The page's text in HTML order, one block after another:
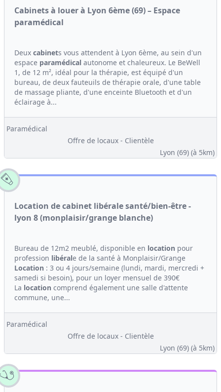
Cabinets à louer à Lyon 6ème (69) – Espace
paramédical
Deux cabinets vous attendent à Lyon 6ème, au sein d'un
espace paramédical autonome et chaleureux. Le BeWell
1, de 12 m², idéal pour la thérapie, est équipé d'un
bureau, de deux fauteuils de thérapie orale, d'une table
de massage pliante, d'une enceinte Bluetooth et d'un
éclairage à...
Paramédical
Offre de locaux - Clientèle
Lyon (69) (à 5km)
Location de cabinet libérale santé/bien-être -
lyon 8 (monplaisir/grange blanche)
Bureau de 12m2 meublé, disponible en location pour
profession libérale de la santé à Monplaisir/Grange
Location : 3 ou 4 jours/semaine (lundi, mardi, mercredi +
samedi si besoin), pour un loyer mensuel de 390€
La location comprend également une salle d'attente
commune, une...
Paramédical
Offre de locaux - Clientèle
Lyon (69) (à 5km)